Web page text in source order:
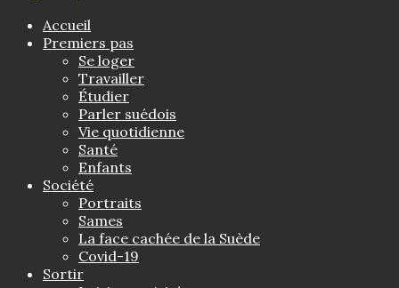
Accueil
Premiers pas
Se loger
Travailler
Étudier
Parler suédois
Vie quotidienne
Santé
Enfants
Société
Portraits
Sames
La face cachée de la Suède
Covid-19
Sortir